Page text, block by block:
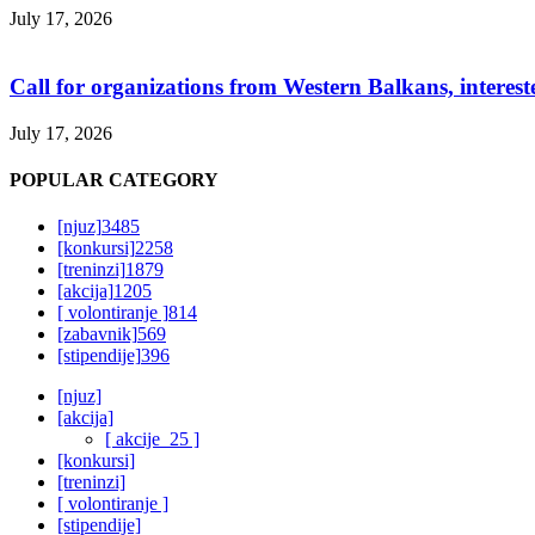
July 17, 2026
Call for organizations from Western Balkans,
July 17, 2026
POPULAR CATEGORY
[njuz]3485
[konkursi]2258
[treninzi]1879
[akcija]1205
[ volontiranje ]814
[zabavnik]569
[stipendije]396
[njuz]
[akcija]
[ akcije_25 ]
[konkursi]
[treninzi]
[ volontiranje ]
[stipendije]